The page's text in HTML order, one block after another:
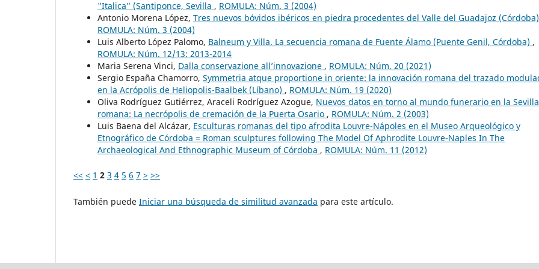
"Italica" (Santiponce, Sevilla , ROMULA: Núm. 3 (2004)
Antonio Morena López, Tres nuevos bóvidos ibéricos en piedra procedentes del Valle del Guadajoz (Córdoba)
ROMULA: Núm. 3 (2004)
Luis Alberto López Palomo, Balneum y Villa. La secuencia romana de Fuente Álamo (Puente Genil, Córdoba) ,
ROMULA: Núm. 12/13: 2013-2014
Maria Serena Vinci, Dalla conservazione all’innovazione , ROMULA: Núm. 20 (2021)
Sergio España Chamorro, Symmetria atque proportione in oriente: la innovación romana del trazado
en la Acrópolis de Heliopolis-Baalbek (Líbano) , ROMULA: Núm. 19 (2020)
Oliva Rodríguez Gutiérrez, Araceli Rodríguez Azogue, Nuevos datos en torno al mundo funerario en la Sevilla
romana: La necrópolis de cremación de la Puerta Osario , ROMULA: Núm. 2 (2003)
Luis Baena del Alcázar, Esculturas romanas del tipo afrodita Louvre-Nápoles en el Museo Arqueológico y
Etnográfico de Córdoba = Roman sculptures following The Model Of Aphrodite Louvre-Naples In The
Archaeological And Ethnographic Museum of Córdoba , ROMULA: Núm. 11 (2012)
<< < 1 2 3 4 5 6 7 > >>
También puede Iniciar una búsqueda de similitud avanzada para este artículo.